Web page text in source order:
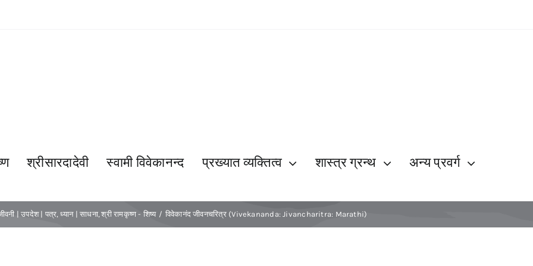
श्रीसारदादेवी स्वामी विवेकानन्द प्रख्यात व्यक्तित्व शास्त्र ग्रन्थ अन्य प्रवर्ग
| उपदेश | पत्र ध्यान | साधना श्री रामकृष्ण - शिष्य विवेकानंद जीवनचरित्र (Vivekananda: Jivancharitra: Marathi)